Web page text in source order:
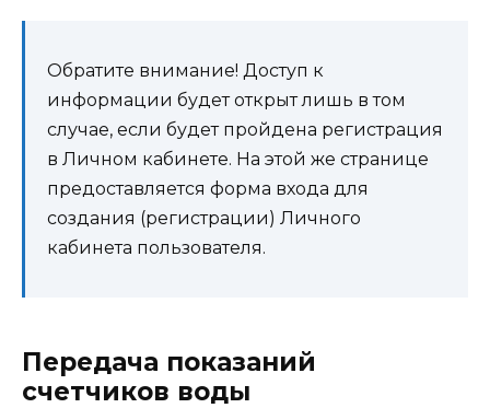
Обратите внимание! Доступ к
информации будет открыт лишь в том
случае, если будет пройдена регистрация
в Личном кабинете. На этой же странице
предоставляется форма входа для
создания (регистрации) Личного
кабинета пользователя.
Передача показаний
счетчиков воды